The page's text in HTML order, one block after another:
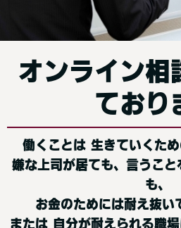
オンライン相
ており
働くことは 生きていくため
嫌な上司が居ても、言うこ
も、
お金のためには耐え抜い
または 自分が耐えられる職